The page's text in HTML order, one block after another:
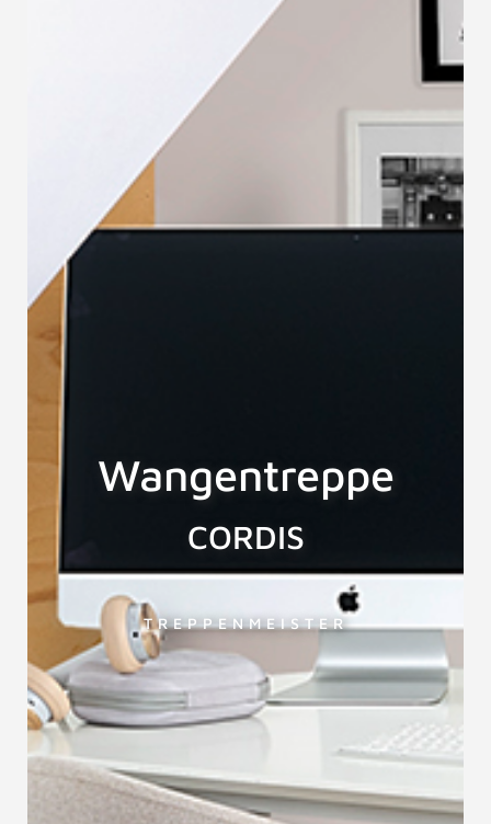
Wangentreppe
CORDIS
TREPPENMEISTER